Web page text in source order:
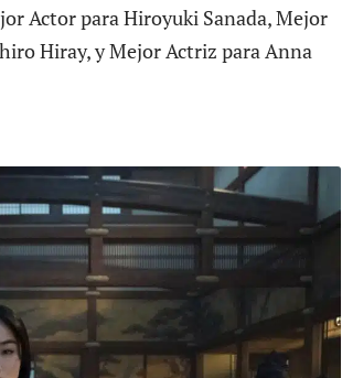
Actor para Hiroyuki Sanada, Mejor
Hiray, y Mejor Actriz para Anna